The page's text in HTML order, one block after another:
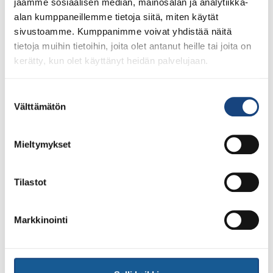
jaamme sosiaalisen median, mainosalan ja analytiikka-
alan kumppaneillemme tietoja siitä, miten käytät
sivustoamme. Kumppanimme voivat yhdistää näitä
tietoja muihin tietoihin, joita olet antanut heille tai joita on
kerätty, kun olet käyttänyt heidän palvelujaan.
valinta
Välttämätön
Mieltymykset
Tilastot
Markkinointi
lähestyvät –
ilmoittautuminen avattu
BläkBoksissa Ideaparkissa 4.-5.3.2023. Kevään SM-
vuotiaat nuoret. Tervetuloa nauttimaan kaksipäiväisestä
tapahtumassa elämyksellisissä puitteissa keskellä
Olympiaurheilua ja tulevaisuuden toivoja Tapahtumassa